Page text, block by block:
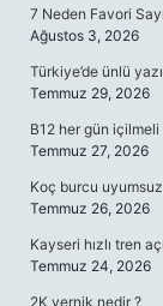
7 Neden Favori
Ağustos 3, 2026
Türkiye’de ünlü
Temmuz 29, 2026
B12 her gün içilmeli
Temmuz 27, 2026
Koç burcu
Temmuz 26, 2026
Kayseri hızlı tren
Temmuz 24, 2026
2K vernik nedir ?